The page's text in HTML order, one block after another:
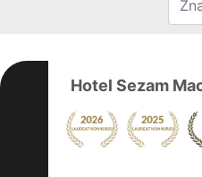
Hotel Sezam